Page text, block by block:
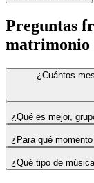
Preguntas
matrimonio
¿Cuántos
¿Qué es mejor,
¿Para qué
¿Qué tipo de